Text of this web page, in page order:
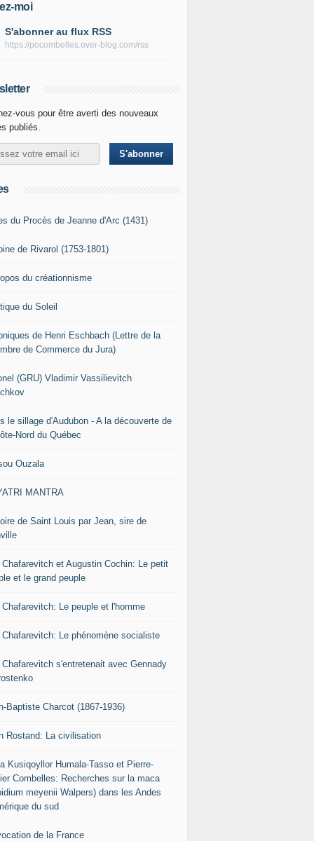
moi
S'abonner au flux RSS
https://pocombelles.over-blog.com/rss
vous pour être averti des nouveaux
publiés.
du Procès de Jeanne d'Arc (1431)
de Rivarol (1753-1801)
du créationnisme
du Soleil
de Henri Eschbach (Lettre de la
de Commerce du Jura)
(GRU) Vladimir Vassilievitch
le sillage d'Audubon - A la découverte de
Nord du Québec
Ouzala
MANTRA
de Saint Louis par Jean, sire de
Chafarevitch et Augustin Cochin: Le petit
et le grand peuple
Chafarevitch: Le peuple et l'homme
Chafarevitch: Le phénomène socialiste
Chafarevitch s'entretenait avec Gennady
Baptiste Charcot (1867-1936)
Rostand: La civilisation
Kusiqoyllor Humala-Tasso et Pierre-
Combelles: Recherches sur la maca
meyenii Walpers) dans les Andes
du sud
de la France